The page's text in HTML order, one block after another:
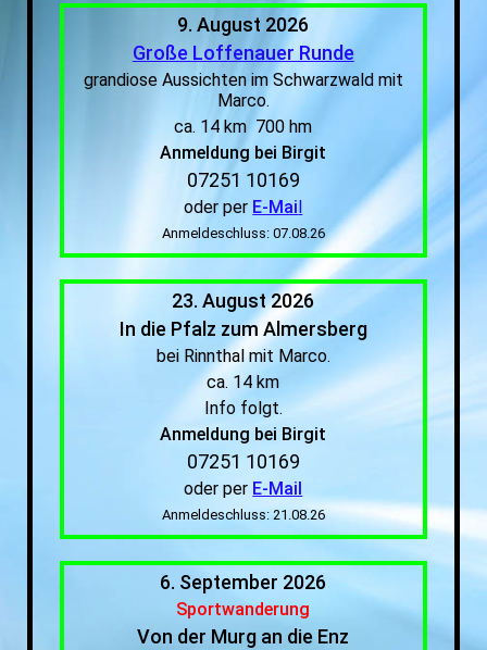
9. August 2026
Große Loffenauer Runde
grandiose Aussichten im Schwarzwald mit
Marco.
ca. 14 km 700 hm
Anmeldung bei Birgit
07251 10169
oder per E-Mai
Anmeldeschluss: 07.08.26
23. August 2026
In die Pfalz zum Almersberg
bei Rinnthal mit Marco.
ca. 14 km
Info folgt.
Anmeldung bei Birgit
07251 10169
oder per E-Mail
Anmeldeschluss: 21.08.26
6. September 2026
Sportwanderung
Von der Murg an die Enz